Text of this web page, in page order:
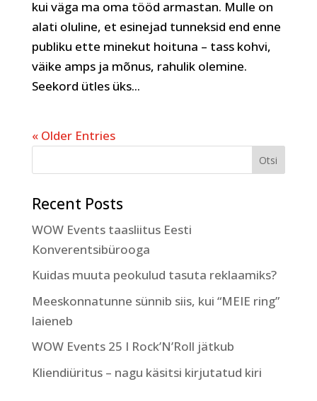
kui väga ma oma tööd armastan. Mulle on
alati oluline, et esinejad tunneksid end enne
publiku ette minekut hoituna – tass kohvi,
väike amps ja mõnus, rahulik olemine.
Seekord ütles üks...
« Older Entries
Recent Posts
WOW Events taasliitus Eesti
Konverentsibürooga
Kuidas muuta peokulud tasuta reklaamiks?
Meeskonnatunne sünnib siis, kui “MEIE ring”
laieneb
WOW Events 25 I Rock’N’Roll jätkub
Kliendiüritus – nagu käsitsi kirjutatud kiri